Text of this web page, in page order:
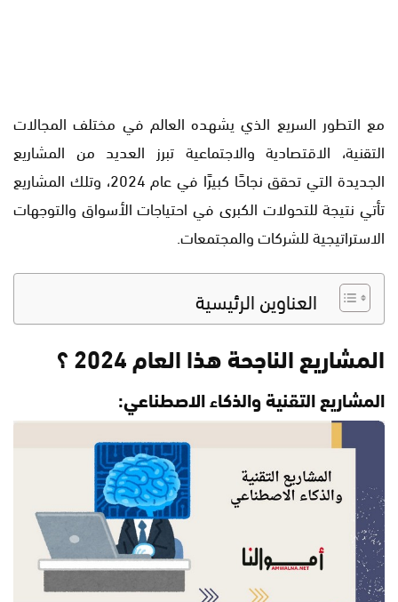
مع التطور السريع الذي يشهده العالم في مختلف المجالات
التقنية، الاقتصادية والاجتماعية تبرز العديد من المشاريع
الجديدة التي تحقق نجاحًا كبيرًا في عام 2024، وتلك المشاريع
تأتي نتيجة للتحولات الكبرى في احتياجات الأسواق والتوجهات
الاستراتيجية للشركات والمجتمعات.
العناوين الرئيسية
المشاريع الناجحة هذا العام 2024 ؟
المشاريع التقنية والذكاء الاصطناعي: